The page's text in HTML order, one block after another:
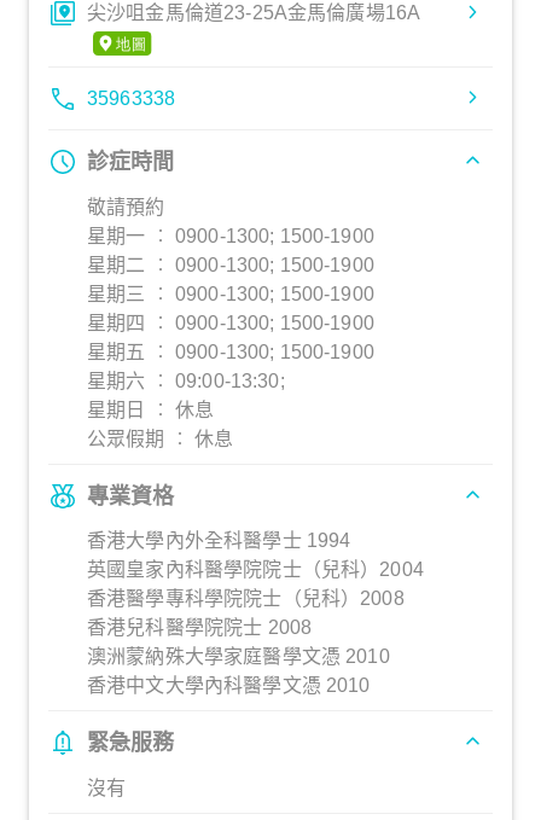
尖沙咀金馬倫道23-25A金馬倫廣場16A
35963338
診症時間
敬請預約
星期一 ︰ 0900-1300; 1500-1900
星期二 ︰ 0900-1300; 1500-1900
星期三 ︰ 0900-1300; 1500-1900
星期四 ︰ 0900-1300; 1500-1900
星期五 ︰ 0900-1300; 1500-1900
星期六 ︰ 09:00-13:30;
星期日 ︰ 休息
公眾假期 ︰ 休息
專業資格
香港大學內外全科醫學士 1994
英國皇家內科醫學院院士（兒科）2004
香港醫學專科學院院士（兒科）2008
香港兒科醫學院院士 2008
澳洲蒙納殊大學家庭醫學文憑 2010
香港中文大學內科醫學文憑 2010
緊急服務
沒有